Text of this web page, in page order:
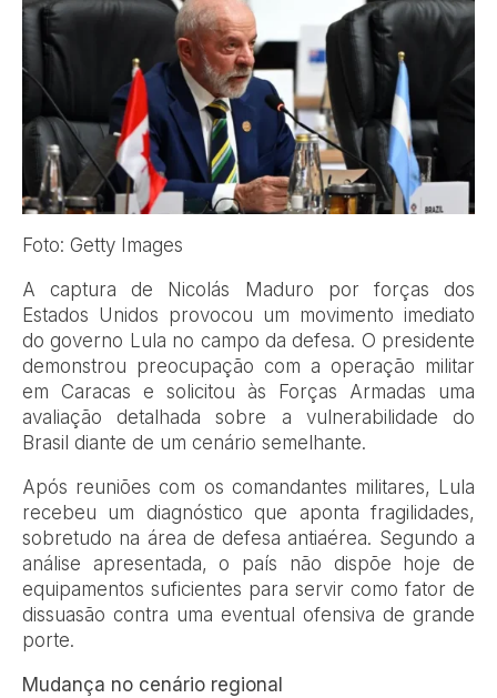
Foto: Getty Images
A captura de Nicolás Maduro por forças dos
Estados Unidos provocou um movimento imediato
do governo Lula no campo da defesa. O presidente
demonstrou preocupação com a operação militar
em Caracas e solicitou às Forças Armadas uma
avaliação detalhada sobre a vulnerabilidade do
Brasil diante de um cenário semelhante.
Após reuniões com os comandantes militares, Lula
recebeu um diagnóstico que aponta fragilidades,
sobretudo na área de defesa antiaérea. Segundo a
análise apresentada, o país não dispõe hoje de
equipamentos suficientes para servir como fator de
dissuasão contra uma eventual ofensiva de grande
porte.
Mudança no cenário regional